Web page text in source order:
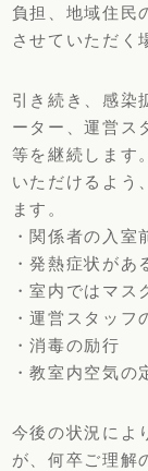
負担、地域住民
させていただく
引き続き、感染
ーター、運営ス
等を継続します
いただけるよう
ます。
・関係者の入室
・発熱症状があ
・室内ではマス
・運営スタッフ
・消毒の励行
・教室内空気の
今後の状況によ
が、何卒ご理解